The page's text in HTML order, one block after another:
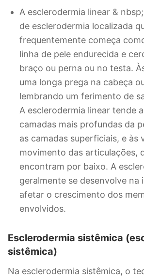
A esclerodermia linear &
de esclerodermia localizada
frequentemente começa
linha de pele endurecida e
braço ou perna ou no testa.
uma longa prega na cabeça
lembrando um ferimento de
A esclerodermia linear tende
camadas mais profundas da
as camadas superficiais, e às
movimento das articulações,
encontram por baixo. A
geralmente se desenvolve na
afetar o crescimento dos
envolvidos.
Esclerodermia sistêmica
sistêmica)
Na esclerodermia sistêmica, o